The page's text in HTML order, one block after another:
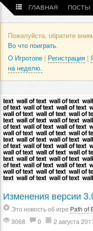
ГЛАВНАЯ ПОСТЫ
Пожалуйста, обратите
Во что поиграть.
О Игротопе | Регистрация |
на неделю.
Изменения версии
Это новость об игре Path of
3068
0 2 августа